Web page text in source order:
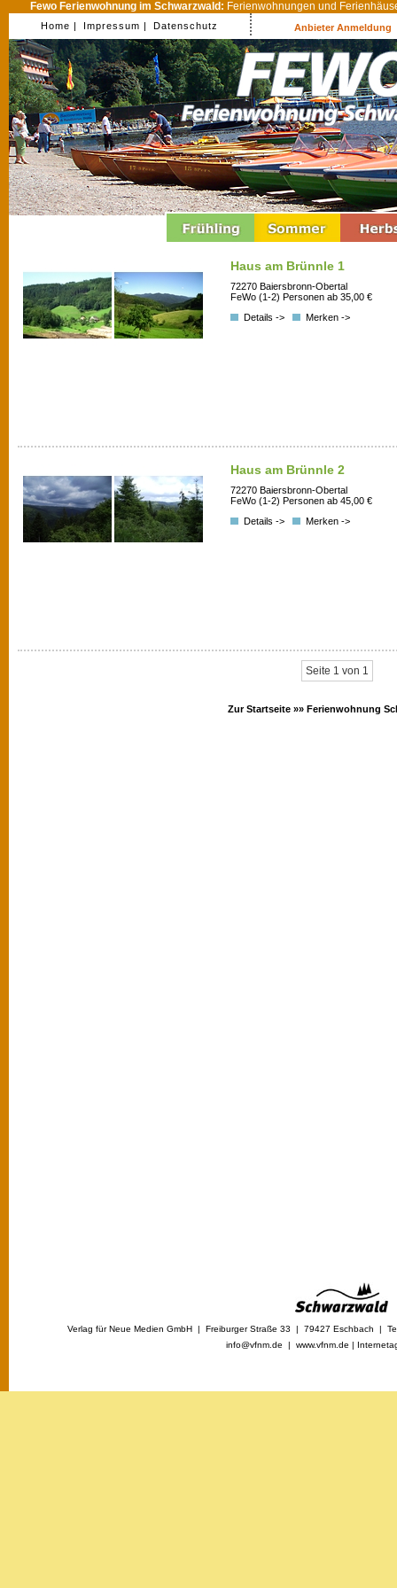
Fewo Ferienwohnung im Schwarzwald: Ferienwohnungen und
Home | Impressum | Datenschutz Anbieter Anmeldung
Haus am Brünnle 1
72270 Baiersbronn-Obertal
FeWo (1-2) Personen ab 35,00 €
Details ->
Merken ->
Haus am Brünnle 2
72270 Baiersbronn-Obertal
FeWo (1-2) Personen ab 45,00 €
Details ->
Merken ->
Seite 1 von 1
Zur Startseite »» Ferienwohnung
Verlag für Neue Medien GmbH | Freiburger Straße 33 | 79427 Eschbach |
info@vfnm.de | www.vfnm.de |